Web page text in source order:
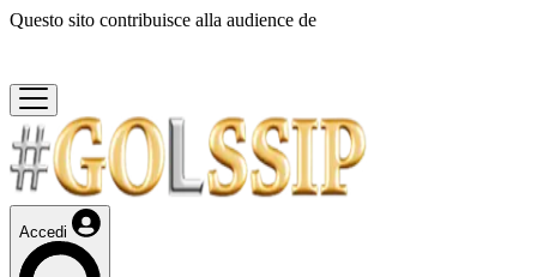
Questo sito contribuisce alla audience de
Accedi